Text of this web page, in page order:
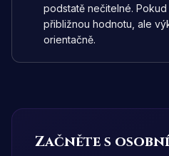
podstatě nečitelné.
přibližnou hodnotu, ale
orientačně.
Začněte s